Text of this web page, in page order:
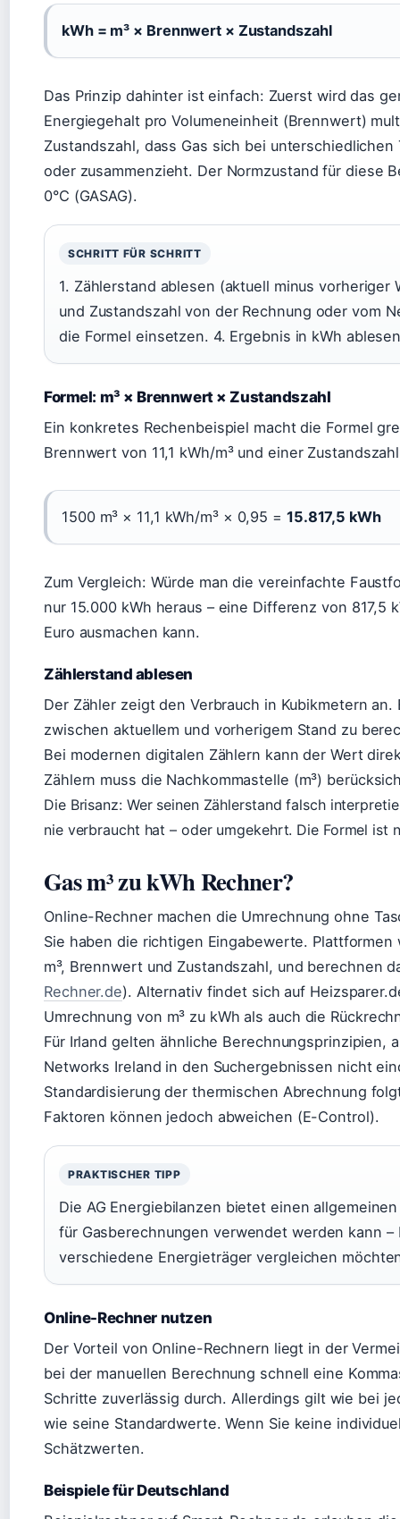
kWh = m³ × Brennwert × Zustandszahl
Das Prinzip dahinter ist einfach: Zuerst wird das
Energiegehalt pro Volumeneinheit (Brennwert)
Zustandszahl, dass Gas sich bei
oder zusammenzieht. Der Normzustand für diese
0°C (GASAG).
SCHRITT FÜR SCHRITT
1. Zählerstand ablesen (aktuell minus
und Zustandszahl von der Rechnung oder vom
die Formel einsetzen. 4. Ergebnis in kWh
Formel: m³ × Brennwert × Zustandszahl
Ein konkretes Rechenbeispiel macht die Formel
Brennwert von 11,1 kWh/m³ und einer
1500 m³ × 11,1 kWh/m³ × 0,95 = 15.817,5 kWh
Zum Vergleich: Würde man die vereinfachte
nur 15.000 kWh heraus – eine Differenz von 817,5
Euro ausmachen kann.
Zählerstand ablesen
Der Zähler zeigt den Verbrauch in Kubikmetern
zwischen aktuellem und vorherigem Stand zu
Bei modernen digitalen Zählern kann der Wert
Zählern muss die Nachkommastelle (m³)
Die Brisanz: Wer seinen Zählerstand falsch
nie verbraucht hat – oder umgekehrt. Die Formel ist
Gas m³ zu kWh Rechner?
Online-Rechner machen die Umrechnung ohne
Sie haben die richtigen Eingabewerte.
m³, Brennwert und Zustandszahl, und berechnen
Rechner.de). Alternativ findet sich auf
Umrechnung von m³ zu kWh als auch die
Für Irland gelten ähnliche Berechnungsprinzipien,
Networks Ireland in den Suchergebnissen nicht
Standardisierung der thermischen Abrechnung
Faktoren können jedoch abweichen (E-Control).
PRAKTISCHER TIPP
Die AG Energiebilanzen bietet einen
für Gasberechnungen verwendet werden kann
verschiedene Energieträger vergleichen
Online-Rechner nutzen
Der Vorteil von Online-Rechnern liegt in der
bei der manuellen Berechnung schnell eine
Schritte zuverlässig durch. Allerdings gilt wie bei
wie seine Standardwerte. Wenn Sie keine
Schätzwerten.
Beispiele für Deutschland